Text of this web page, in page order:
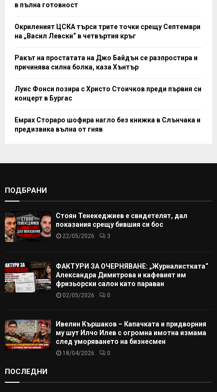
в пълна готовност
Окриленият ЦСКА търси трите точки срещу Септември
на „Васил Левски“ в четвъртия кръг
Ракът на простатата на Джо Байдън се разпростира и
причинява силна болка, каза Хънтър
Луис Фонси позира с Христо Стоичков преди първия си
концерт в Бургас
Емрах Стораро шофира нагло без книжка в Слънчака и
предизвика вълна от гняв
ПОДБРАНИ
Стоян Тенекеджиев е свидетелят, дал
показания срещу бившия си бос
22/05/2026 3
ФАКТУРИ ЗА ОЧЕРНЯВАНЕ: „Журналистката“
Александра Димитрова и кафевият им
фризьорски салон като параван
02/05/2026 0
Ивелин Кършаков – Капачката и придворния
му шут Илчо Илев с огромна имотна измама
след уморяването на бизнесмен
18/04/2026 0
ПОСЛЕДНИ